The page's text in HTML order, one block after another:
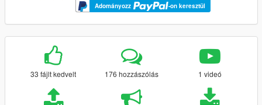
Adományozz -on keresztül
33 fájlt kedvelt 176 hozzászólás 1 videó